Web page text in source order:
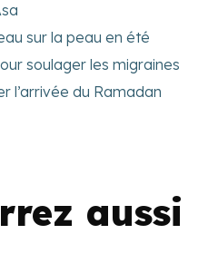
sur la peau en été
soulager les migraines
l’arrivée du Ramadan
aussi